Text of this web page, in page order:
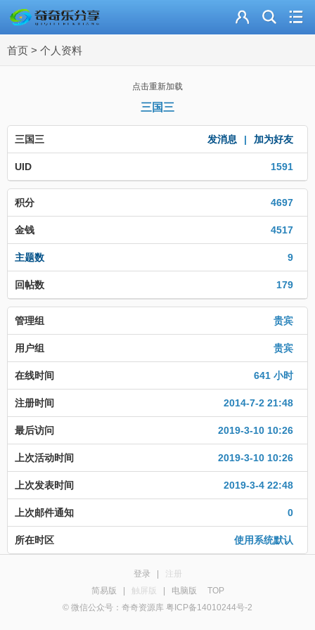
首页 > 个人资料
点击重新加载
三国三
发消息 | 加为好友
三国三
1591
UID
4697
积分
4517
金钱
9
主题数
179
回帖数
贵宾
管理组
贵宾
用户组
641 小时
在线时间
2014-7-2 21:48
注册时间
2019-3-10 10:26
最后访问
2019-3-10 10:26
上次活动时间
2019-3-4 22:48
上次发表时间
0
上次邮件通知
使用系统默认
所在时区
登录
注册
简易版
触屏版 电脑版
TOP
© 微信公众号：奇奇资源库 粤ICP备14010244号-2
资源合集
站内导读
加入频道